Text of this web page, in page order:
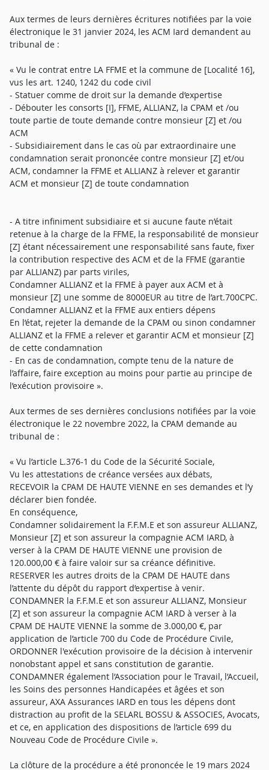
Aux termes de leurs dernières écritures notifiées par la voie
électronique le 31 janvier 2024, les ACM Iard demandent au
tribunal de :
« Vu le contrat entre LA FFME et la commune de [Localité 16],
vus les art. 1240, 1242 du code civil
- Statuer comme de droit sur la demande d’expertise
- Débouter les consorts [I], FFME, ALLIANZ, la CPAM et /ou
toute partie de toute demande contre monsieur [Z] et /ou
ACM
- Subsidiairement dans le cas où par extraordinaire une
condamnation serait prononcée contre monsieur [Z] et/ou
ACM, condamner la FFME et ALLIANZ à relever et garantir
ACM et monsieur [Z] de toute condamnation
- A titre infiniment subsidiaire et si aucune faute n’était
retenue à la charge de la FFME, la responsabilité de monsieur
[Z] étant nécessairement une responsabilité sans faute, fixer
la contribution respective des ACM et de la FFME (garantie
par ALLIANZ) par parts viriles,
Condamner ALLIANZ et la FFME à payer aux ACM et à
monsieur [Z] une somme de 8000EUR au titre de l’art.700CPC.
Condamner ALLIANZ et la FFME aux entiers dépens
En l’état, rejeter la demande de la CPAM ou sinon condamner
ALLIANZ et la FFME a relever et garantir ACM et monsieur [Z]
de cette condamnation
- En cas de condamnation, compte tenu de la nature de
l’affaire, faire exception au moins pour partie au principe de
l’exécution provisoire ».
Aux termes de ses dernières conclusions notifiées par la voie
électronique le 22 novembre 2022, la CPAM demande au
tribunal de :
« Vu l’article L.376-1 du Code de la Sécurité Sociale,
Vu les attestations de créance versées aux débats,
RECEVOIR la CPAM DE HAUTE VIENNE en ses demandes et l’y
déclarer bien fondée.
En conséquence,
Condamner solidairement la F.F.M.E et son assureur ALLIANZ,
Monsieur [Z] et son assureur la compagnie ACM IARD, à
verser à la CPAM DE HAUTE VIENNE une provision de
120.000,00 € à faire valoir sur sa créance définitive.
RESERVER les autres droits de la CPAM DE HAUTE dans
l’attente du dépôt du rapport d’expertise à venir.
CONDAMNER la F.F.M.E et son assureur ALLIANZ, Monsieur
[Z] et son assureur la compagnie ACM IARD à verser à la
CPAM DE HAUTE VIENNE la somme de 3.000,00 €, par
application de l’article 700 du Code de Procédure Civile,
ORDONNER l'exécution provisoire de la décision à intervenir
nonobstant appel et sans constitution de garantie.
CONDAMNER également l’Association pour le Travail, l’Accueil,
les Soins des personnes Handicapées et âgées et son
assureur, AXA Assurances IARD en tous les dépens dont
distraction au profit de la SELARL BOSSU & ASSOCIES, Avocats,
et ce, en application des dispositions de l’article 699 du
Nouveau Code de Procédure Civile ».
La clôture de la procédure a été prononcée le 19 mars 2024